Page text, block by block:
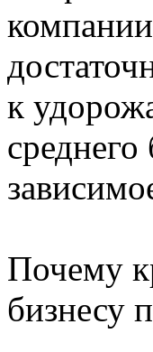
к
среднего
Почему
бизнесу